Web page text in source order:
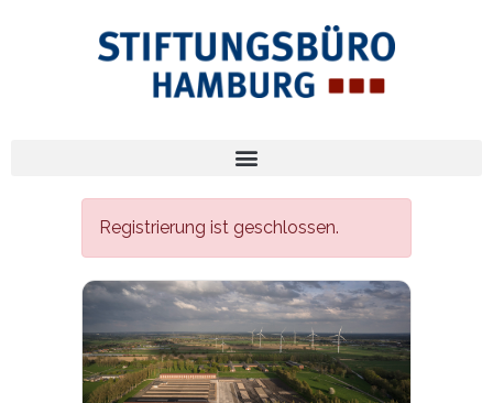
Registrierung ist geschlossen.